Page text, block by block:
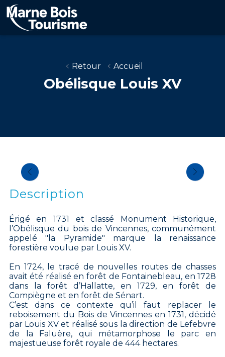
Aller
au
contenu
principal
Retour Accueil
Obélisque Louis XV
Description
Érigé en 1731 et classé Monument Historique,
l’Obélisque du bois de Vincennes, communément
appelé "la Pyramide" marque la renaissance
forestière voulue par Louis XV.
En 1724, le tracé de nouvelles routes de chasses
avait été réalisé en forêt de Fontainebleau, en 1728
dans la forêt d’Hallatte, en 1729, en forêt de
Compiègne et en forêt de Sénart.
C’est dans ce contexte qu’il faut replacer le
reboisement du Bois de Vincennes en 1731, décidé
par Louis XV et réalisé sous la direction de Lefebvre
de la Faluère, qui métamorphose le parc en
majestueuse forêt royale de 444 hectares.